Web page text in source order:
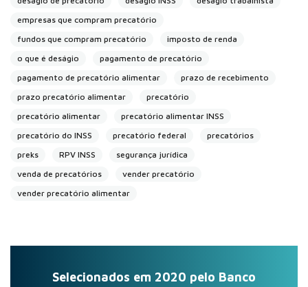
empresas que compram precatório
fundos que compram precatório
imposto de renda
o que é deságio
pagamento de precatório
pagamento de precatório alimentar
prazo de recebimento
prazo precatório alimentar
precatório
precatório alimentar
precatório alimentar INSS
precatório do INSS
precatório federal
precatórios
preks
RPV INSS
segurança jurídica
venda de precatórios
vender precatório
vender precatório alimentar
Selecionados em 2020 pelo Banco